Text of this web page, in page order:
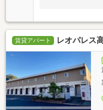
賃貸アパート レオパレス